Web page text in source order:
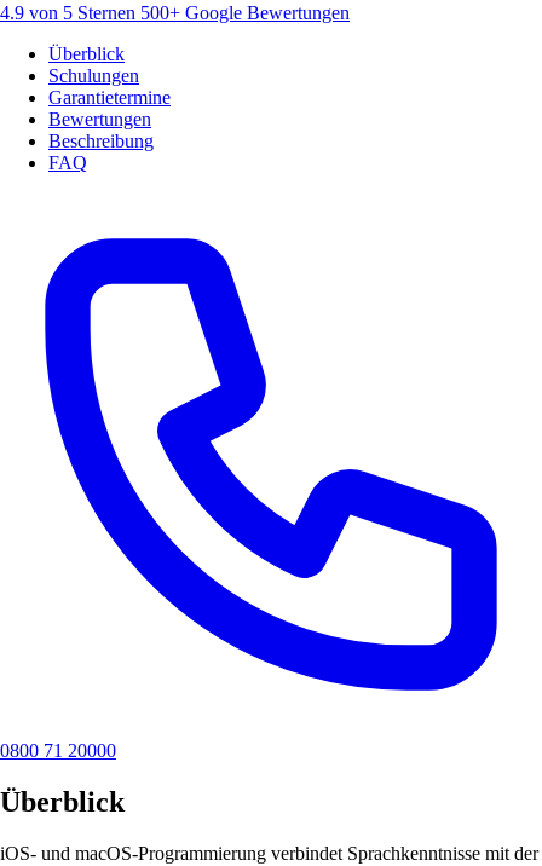
4.9 von 5 Sternen 500+ Google Bewertungen
Überblick
Schulungen
Garantietermine
Bewertungen
Beschreibung
FAQ
0800 71 20000
Überblick
iOS- und macOS-Programmierung verbindet Sprachkenntnisse mit der